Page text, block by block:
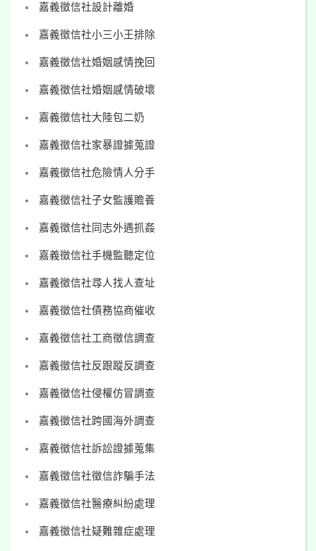
嘉義徵信社設計離婚
嘉義徵信社小三小王排除
嘉義徵信社婚姻感情挽回
嘉義徵信社婚姻感情破壞
嘉義徵信社大陸包二奶
嘉義徵信社家暴證據蒐證
嘉義徵信社危險情人分手
嘉義徵信社子女監護贍養
嘉義徵信社同志外遇抓姦
嘉義徵信社手機監聽定位
嘉義徵信社尋人找人查址
嘉義徵信社債務協商催收
嘉義徵信社工商徵信調查
嘉義徵信社反跟蹤反調查
嘉義徵信社侵權仿冒調查
嘉義徵信社跨國海外調查
嘉義徵信社訴訟證據蒐集
嘉義徵信社徵信詐騙手法
嘉義徵信社醫療糾紛處理
嘉義徵信社疑難雜症處理